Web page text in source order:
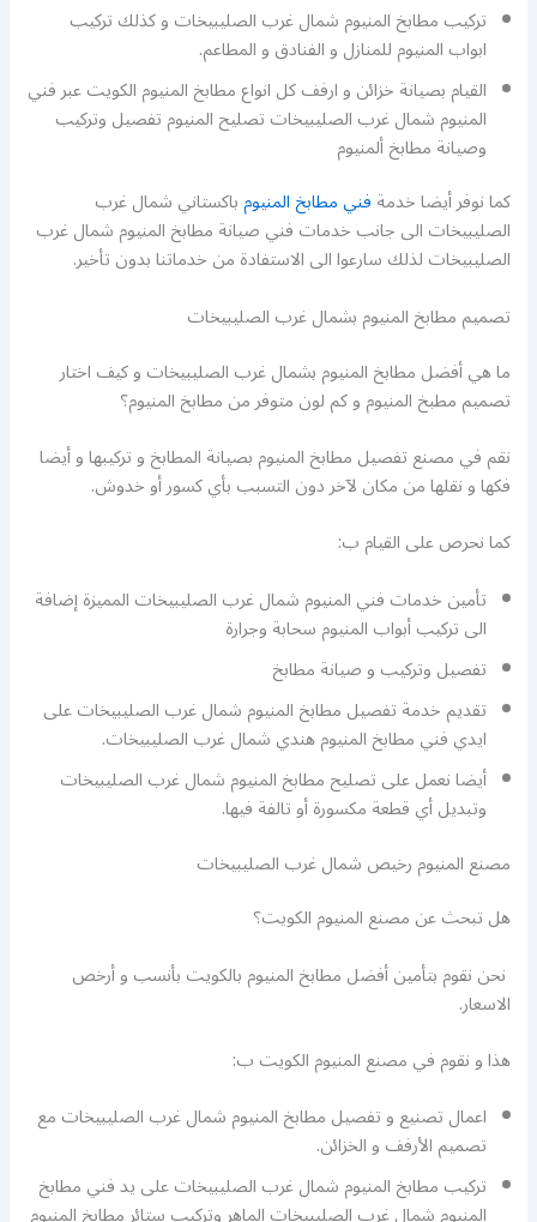
تركيب مطابخ المنيوم شمال غرب الصليبيخات و كذلك تركيب
ابواب المنيوم للمنازل و الفنادق و المطاعم.
القيام بصيانة خزائن و ارفف كل انواع مطابخ المنيوم الكويت عبر فني
المنيوم شمال غرب الصليبيخات تصليح المنيوم تفصيل وتركيب
وصيانة مطابخ ألمنيوم
كما نوفر أيضا خدمةفني مطابخ المنيومباكستاني شمال غرب
الصليبيخات الى جانب خدمات فني صيانة مطابخ المنيوم شمال غرب
الصليبيخات لذلك سارعوا الى الاستفادة من خدماتنا بدون تأخير.
تصميم مطابخ المنيوم بشمال غرب الصليبيخات
ما هي أفضل مطابخ المنيوم بشمال غرب الصليبيخات و كيف اختار
تصميم مطبخ المنيوم و كم لون متوفر من مطابخ المنيوم؟
نقم في مصنع تفصيل مطابخ المنيوم بصيانة المطابخ و تركيبها و أيضا
فكها و نقلها من مكان لآخر دون التسبب بأي كسور أو خدوش.
كما نحرص على القيام ب:
تأمين خدمات فني المنيوم شمال غرب الصليبيخات المميزة إضافة
الى تركيب أبواب المنيوم سحابة وجرارة
تفصيل وتركيب و صيانة مطابخ
تقديم خدمة تفصيل مطابخ المنيوم شمال غرب الصليبيخات على
ايدي فني مطابخ المنيوم هندي شمال غرب الصليبيخات.
أيضا نعمل على تصليح مطابخ المنيوم شمال غرب الصليبيخات
وتبديل أي قطعة مكسورة أو تالفة فيها.
مصنع المنيوم رخيص شمال غرب الصليبيخات
هل تبحث عن مصنع المنيوم الكويت؟
نحن نقوم بتأمين أفضل مطابخ المنيوم بالكويت بأنسب و أرخص
الاسعار.
هذا و نقوم في مصنع المنيوم الكويت ب:
اعمال تصنيع و تفصيل مطابخ المنيوم شمال غرب الصليبيخات مع
تصميم الأرفف و الخزائن.
تركيب مطابخ المنيوم شمال غرب الصليبيخات على يد فني مطابخ